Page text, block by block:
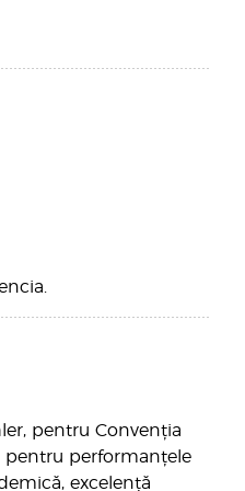
pentru Convenția
pentru performanțele
excelență